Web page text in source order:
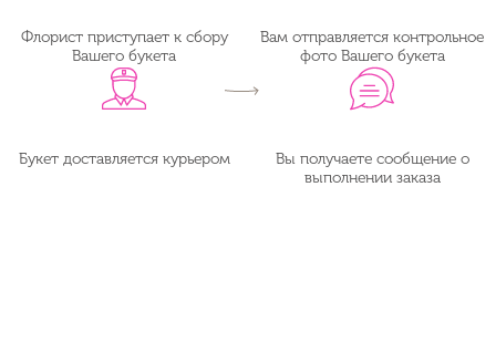
Флорист приступает к сбору
Вашего букета
Вам отправляется контрольное
фото Вашего букета
Букет доставляется курьером
Вы получаете сообщение о
выполнении заказа